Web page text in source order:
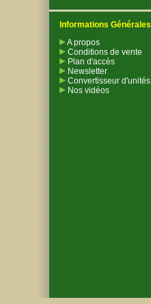
Informations Générales
A propos
Conditions de vente
Plan d'accès
Newsletter
Convertisseur d'unités
Nos vidéos